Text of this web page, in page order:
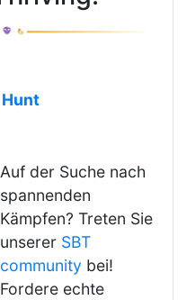
Auf der Suche nach
spannenden
Kämpfen? Treten Sie
unserer SBT
community bei!
Fordere echte